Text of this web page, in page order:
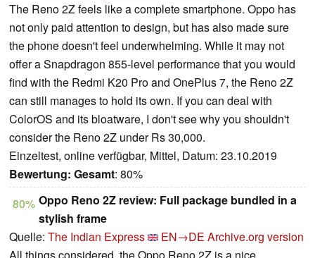
The Reno 2Z feels like a complete smartphone. Oppo has
not only paid attention to design, but has also made sure
the phone doesn't feel underwhelming. While it may not
offer a Snapdragon 855-level performance that you would
find with the Redmi K20 Pro and OnePlus 7, the Reno 2Z
can still manages to hold its own. If you can deal with
ColorOS and its bloatware, I don't see why you shouldn't
consider the Reno 2Z under Rs 30,000.
Einzeltest, online verfügbar, Mittel, Datum: 23.10.2019
Bewertung: Gesamt: 80%
80% Oppo Reno 2Z review: Full package bundled in a
stylish frame
Quelle: The Indian Express EN→DE Archive.org version